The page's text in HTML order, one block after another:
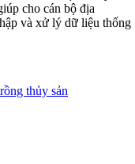
cho cán bộ địa
và xử lý dữ liệu thống
thủy sản